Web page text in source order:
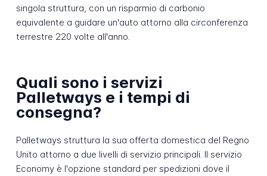
singola struttura, con un risparmio di carbonio
equivalente a guidare un'auto attorno alla circonferenza
terrestre 220 volte all'anno.
Quali sono i servizi
Palletways e i tempi di
consegna?
Palletways struttura la sua offerta domestica del Regno
Unito attorno a due livelli di servizio principali. Il servizio
Economy è l'opzione standard per spedizioni dove il